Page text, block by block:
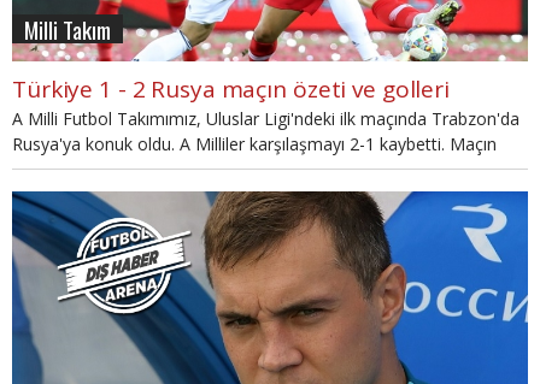
Milli Takım
Türkiye 1 - 2 Rusya maçın özeti ve golleri
A Milli Futbol Takımımız, Uluslar Ligi'ndeki ilk maçında Trabzon'da
Rusya'ya konuk oldu. A Milliler karşılaşmayı 2-1 kaybetti. Maçın
özeti ve golleri haberimizde...